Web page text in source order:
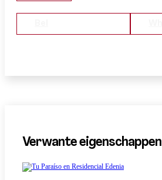
Verwante eigenschappen